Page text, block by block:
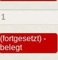
1
(fortgesetzt) -
belegt